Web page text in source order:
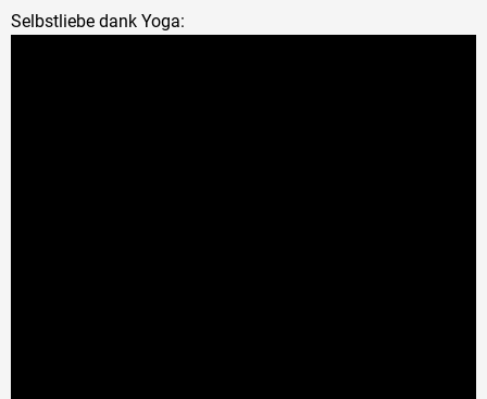
Selbstliebe dank Yoga: